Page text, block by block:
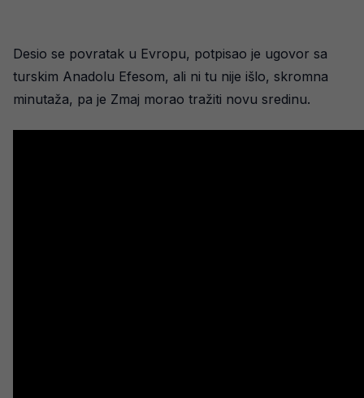
Desio se povratak u Evropu, potpisao je ugovor sa
turskim Anadolu Efesom, ali ni tu nije išlo, skromna
minutaža, pa je Zmaj morao tražiti novu sredinu.